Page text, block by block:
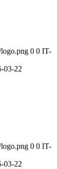
0 0 IT-
03-22
0 0 IT-
03-22